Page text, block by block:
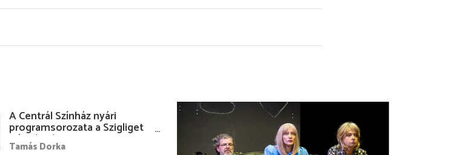
A Centrál Színház nyári
programsorozata a Szigliget
Várudvarban
Tamás Dorka